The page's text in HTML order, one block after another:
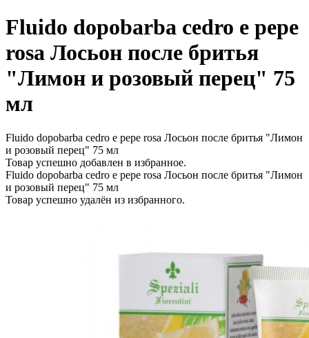
Fluido dopobarba cedro e pepe
rosa Лосьон после бритья
"Лимон и розовый перец" 75
мл
Fluido dopobarba cedro e pepe rosa Лосьон после бритья "Лимон
и розовый перец" 75 мл
Товар успешно добавлен в избранное.
Fluido dopobarba cedro e pepe rosa Лосьон после бритья "Лимон
и розовый перец" 75 мл
Товар успешно удалён из избранного.